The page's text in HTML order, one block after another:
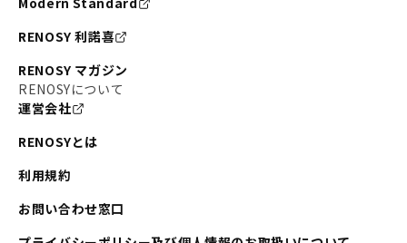
RENOSY 利諾喜
RENOSY マガジン
RENOSYについて
運営会社
RENOSYとは
利用規約
お問い合わせ窓口